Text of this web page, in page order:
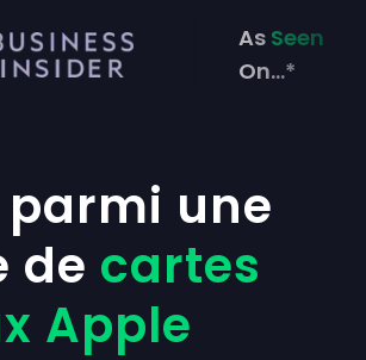
AsSeen
On...*
une
de cartes
Apple